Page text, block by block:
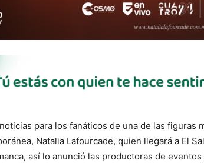
para los fanáticos de una de las figuras
Natalia Lafourcade, quien llegará a El
así lo anunció las productoras de